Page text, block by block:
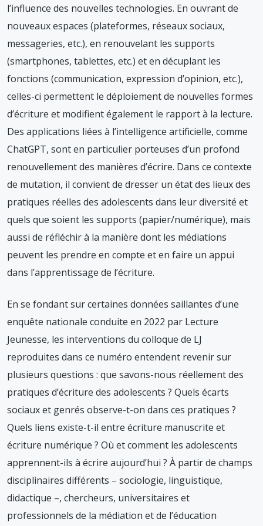
l’influence des nouvelles technologies. En ouvrant de
nouveaux espaces (plateformes, réseaux sociaux,
messageries, etc.), en renouvelant les supports
(smartphones, tablettes, etc.) et en décuplant les
fonctions (communication, expression d’opinion, etc.),
celles-ci permettent le déploiement de nouvelles formes
d’écriture et modifient également le rapport à la lecture.
Des applications liées à l’intelligence artificielle, comme
ChatGPT, sont en particulier porteuses d’un profond
renouvellement des manières d’écrire. Dans ce contexte
de mutation, il convient de dresser un état des lieux des
pratiques réelles des adolescents dans leur diversité et
quels que soient les supports (papier/numérique), mais
aussi de réfléchir à la manière dont les médiations
peuvent les prendre en compte et en faire un appui
dans l’apprentissage de l’écriture.
En se fondant sur certaines données saillantes d’une
enquête nationale conduite en 2022 par Lecture
Jeunesse, les interventions du colloque de LJ
reproduites dans ce numéro entendent revenir sur
plusieurs questions : que savons-nous réellement des
pratiques d’écriture des adolescents ? Quels écarts
sociaux et genrés observe-t-on dans ces pratiques ?
Quels liens existe-t-il entre écriture manuscrite et
écriture numérique ? Où et comment les adolescents
apprennent-ils à écrire aujourd’hui ? À partir de champs
disciplinaires différents – sociologie, linguistique,
didactique –, chercheurs, universitaires et
professionnels de la médiation et de l’éducation